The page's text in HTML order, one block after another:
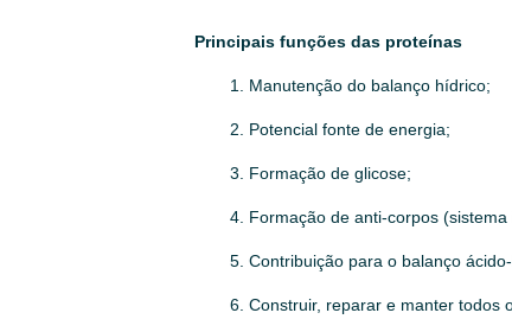
Principais funções das proteínas
1. Manutenção do balanço hídrico;
2. Potencial fonte de energia;
3. Formação de glicose;
4. Formação de anti-corpos (sistema
5. Contribuição para o balanço
6. Construir, reparar e manter todos